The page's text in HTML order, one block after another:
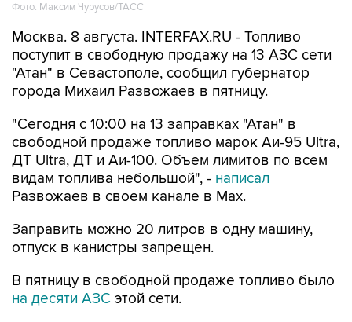
Фото: Максим Чурусов/ТАСС
Москва. 8 августа. INTERFAX.RU - Топливо
поступит в свободную продажу на 13 АЗС сети
"Атан" в Севастополе, сообщил губернатор
города Михаил Развожаев в пятницу.
"Сегодня с 10:00 на 13 заправках "Атан" в
свободной продаже топливо марок Аи-95 Ultra,
ДТ Ultra, ДТ и Аи-100. Объем лимитов по всем
видам топлива небольшой", - написал
Развожаев в своем канале в Max.
Заправить можно 20 литров в одну машину,
отпуск в канистры запрещен.
В пятницу в свободной продаже топливо было
на десяти АЗС этой сети.